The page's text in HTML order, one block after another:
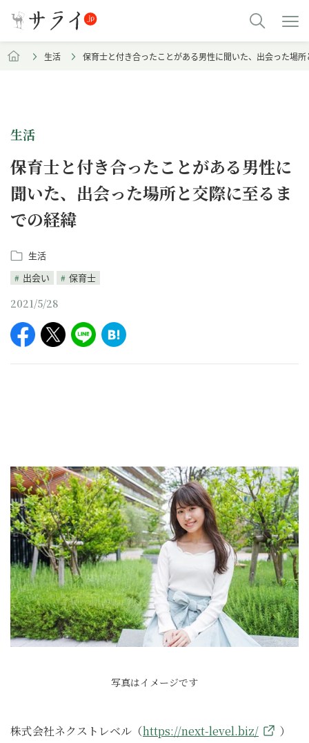
生活 保育士と付き合ったことがある男性に聞いた、出会った場
生活
保育士と付き合ったことがある男性に
聞いた、出会った場所と交際に至るま
での経緯
生活
出会い
保育士
2021/5/28
写真はイメージです
株式会社ネクストレベル（https://next-level.biz/
）